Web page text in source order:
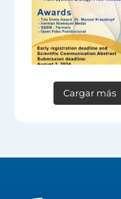
Cargar más